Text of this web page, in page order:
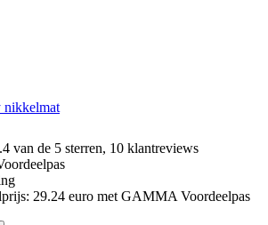
nikkelmat
van de 5 sterren, 10 klantreviews
29.24 euro met GAMMA Voordeelpas